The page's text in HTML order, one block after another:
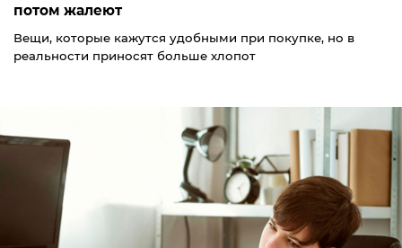
потом жалеют
Вещи, которые кажутся удобными при покупке, но в
реальности приносят больше хлопот